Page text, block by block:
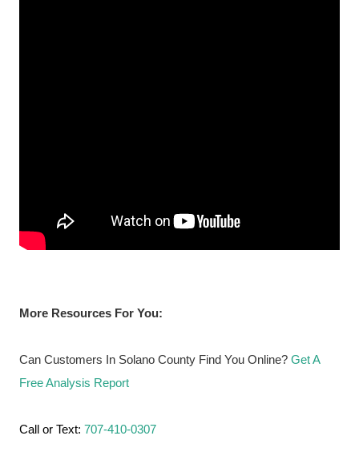
More Resources For You:
Can Customers In Solano County Find You Online? Get A
Free Analysis Report
Call or Text: 707-410-0307